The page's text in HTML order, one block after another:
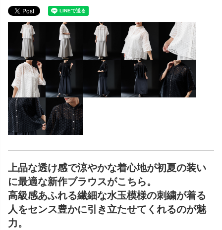
上品な透け感で涼やかな着心地が初夏の装い
に最適な新作ブラウスがこちら。
高級感あふれる繊細な水玉模様の刺繍が着る
人をセンス豊かに引き立たせてくれるのが魅
力。